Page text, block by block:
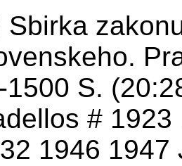
Sbirka
1500 S.
#
1946 1947